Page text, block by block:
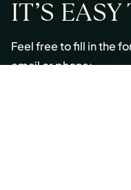
IT’S
Feel free to fill in the
email or phone: